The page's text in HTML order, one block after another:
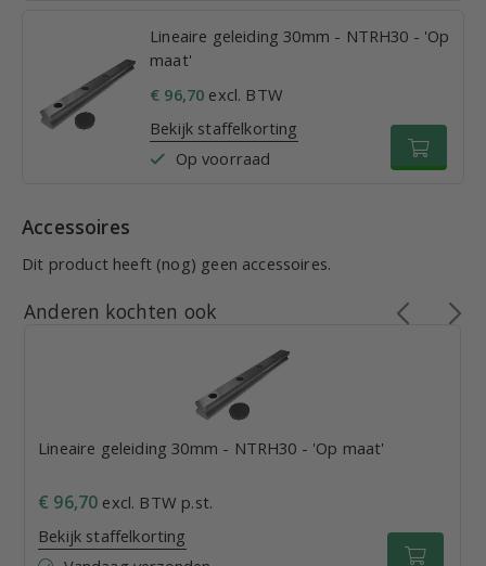
Lineaire geleiding 30mm - NTRH30 - 'Op
maat'
€ 96,70 excl. BTW
Bekijk staffelkorting
Op voorraad
Accessoires
Dit product heeft (nog) geen accessoires.
Anderen kochten ook
Lineaire geleiding 30mm - NTRH30 - 'Op maat'
€ 96,70 excl. BTW p.st.
Bekijk staffelkorting